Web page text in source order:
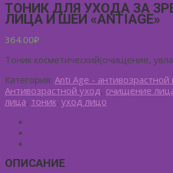
ТОНИК ДЛЯ УХОДА ЗА
ЛИЦА И ШЕИ «ANTIAGE»
364.00₽
Тоник косметический(очищение,
Категория: Anti Age - антивозрастной
Антивозрастной уход, очищение
лица, тоник, уход лицо
ОПИСАНИЕ